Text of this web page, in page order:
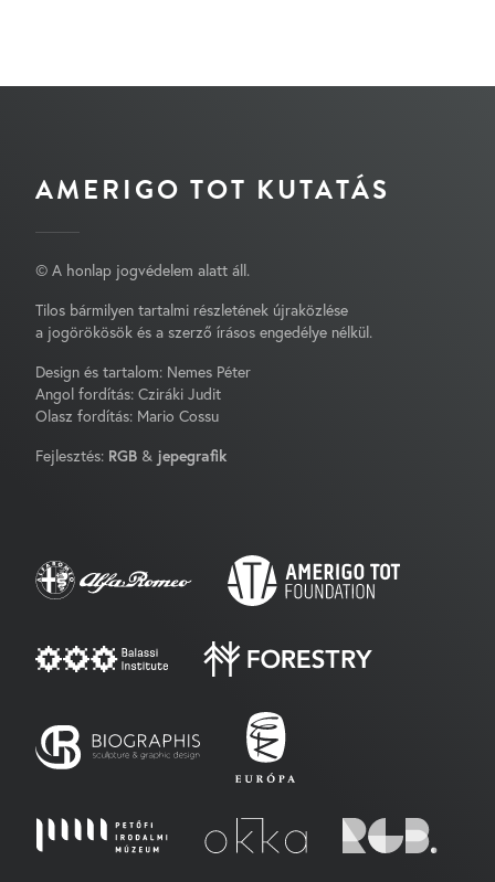
AMERIGO TOT KUTATÁS
© A honlap jogvédelem alatt áll.
Tilos bármilyen tartalmi részletének újraközlése
a jogörökösök és a szerző írásos engedélye nélkül.
Design és tartalom: Nemes Péter
Angol fordítás: Cziráki Judit
Olasz fordítás: Mario Cossu
Fejlesztés: RGB & jepegrafik